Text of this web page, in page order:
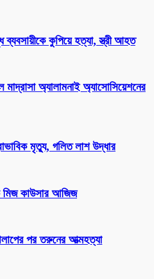
কুপিয়ে হত্যা, স্ত্রী আহত
অ্যালামনাই অ্যাসোসিয়েশনের
মৃত্যু, গলিত লাশ উদ্ধার
মিজ কাউসার আজিজ
পর তরুনের আত্মহত্যা